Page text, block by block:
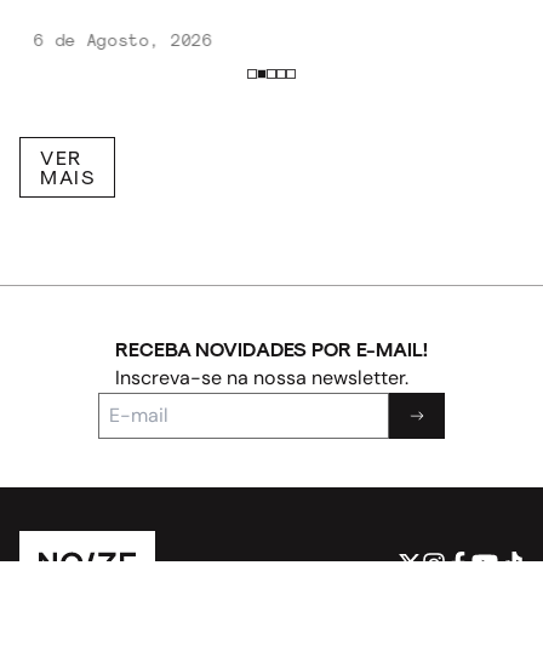
6 de Agosto, 2026
VER
MAIS
RECEBA NOVIDADES POR E-MAIL!
Inscreva-se na nossa newsletter.